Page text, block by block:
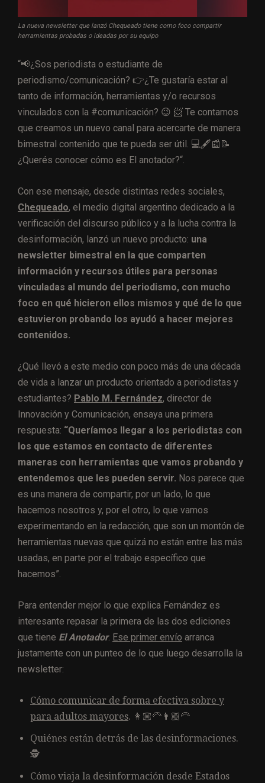
La nueva newsletter que lanzó Chequeado tiene como foco compartir
herramientas probadas o ideadas por su equipo
“📢¿Sos periodista o estudiante de
periodismo/comunicación? 👉¿Te gustaría estar al
tanto de información, herramientas y/o recursos
vinculados con la #comunicación? 😉 📨 Te contamos
que creamos un nuevo canal para acercarte de manera
bimestral contenido que te pueda ser útil. 💻🖋📰📝
¿Querés conocer cómo es El anotador?“.
Con ese mensaje, desde distintas redes sociales,
Chequeado, el medio digital argentino dedicado a la
verificación del discurso público y a la lucha contra la
desinformación, lanzó un nuevo producto: una
newsletter bimestral en la que comparten
información y recursos útiles para personas
vinculadas al mundo del periodismo, con mucho
foco en qué hicieron ellos mismos y qué de lo que
estuvieron probando los ayudó a hacer mejores
contenidos.
¿Qué llevó a este medio con poco más de una década
de vida a lanzar un producto orientado a periodistas y
estudiantes? Pablo M. Fernández, director de
Innovación y Comunicación, ensaya una primera
respuesta: “Queríamos llegar a los periodistas con
los que estamos en contacto de diferentes
maneras con herramientas que vamos probando y
entendemos que les pueden servir. Nos parece que
es una manera de compartir, por un lado, lo que
hacemos nosotros y, por el otro, lo que vamos
experimentando en la redacción, que son un montón de
herramientas nuevas que quizá no están entre las más
usadas, en parte por el trabajo específico que
hacemos”.
Para entender mejor lo que explica Fernández es
interesante repasar la primera de las dos ediciones
que tiene El Anotador. Ese primer envío arranca
justamente con un punteo de lo que luego desarrolla la
newsletter:
Cómo comunicar de forma efectiva sobre y
para adultos mayores. 👩🏼‍🦳👨🏼‍🦳
Quiénes están detrás de las desinformaciones.
🕵️
Cómo viaja la desinformación desde Estados